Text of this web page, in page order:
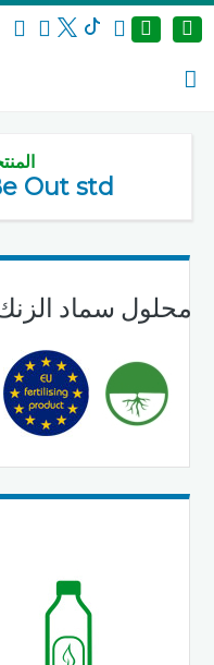
Out std
محلول سماد